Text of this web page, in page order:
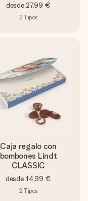
desde 27,99 €
2 Tipos
Caja regalo con
bombones Lindt
CLASSIC
desde 14,99 €
2 Tipos